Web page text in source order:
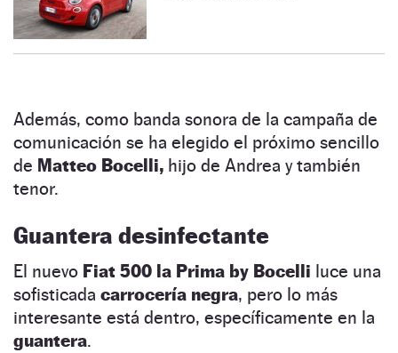
Además, como banda sonora de la campaña de
comunicación se ha elegido el próximo sencillo
de Matteo Bocelli, hijo de Andrea y también
tenor.
Guantera desinfectante
El nuevo Fiat 500 la Prima by Bocelli luce una
sofisticada carrocería negra, pero lo más
interesante está dentro, específicamente en la
guantera.